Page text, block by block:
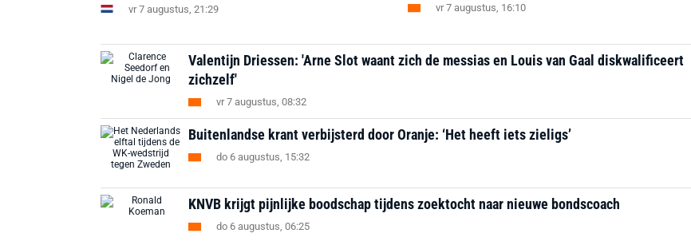
vr 7 augustus, 21:29 vr 7 augustus, 16:10
Valentijn Driessen: 'Arne Slot waant zich de messias en Louis van Gaal diskwalificeert
zichzelf'
vr 7 augustus, 08:32
Buitenlandse krant verbijsterd door Oranje: ‘Het heeft iets zieligs’
do 6 augustus, 15:32
KNVB krijgt pijnlijke boodschap tijdens zoektocht naar nieuwe bondscoach
do 6 augustus, 06:25